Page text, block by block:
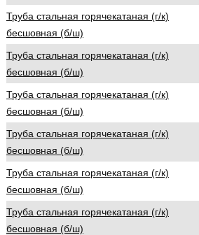
Труба стальная горячекатаная (г/к)
бесшовная (б/ш)
Труба стальная горячекатаная (г/к)
бесшовная (б/ш)
Труба стальная горячекатаная (г/к)
бесшовная (б/ш)
Труба стальная горячекатаная (г/к)
бесшовная (б/ш)
Труба стальная горячекатаная (г/к)
бесшовная (б/ш)
Труба стальная горячекатаная (г/к)
бесшовная (б/ш)